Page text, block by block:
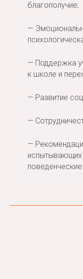
благополучие;
—
— Поддержка
к школе и
— Развитие
—
—
испытывающих